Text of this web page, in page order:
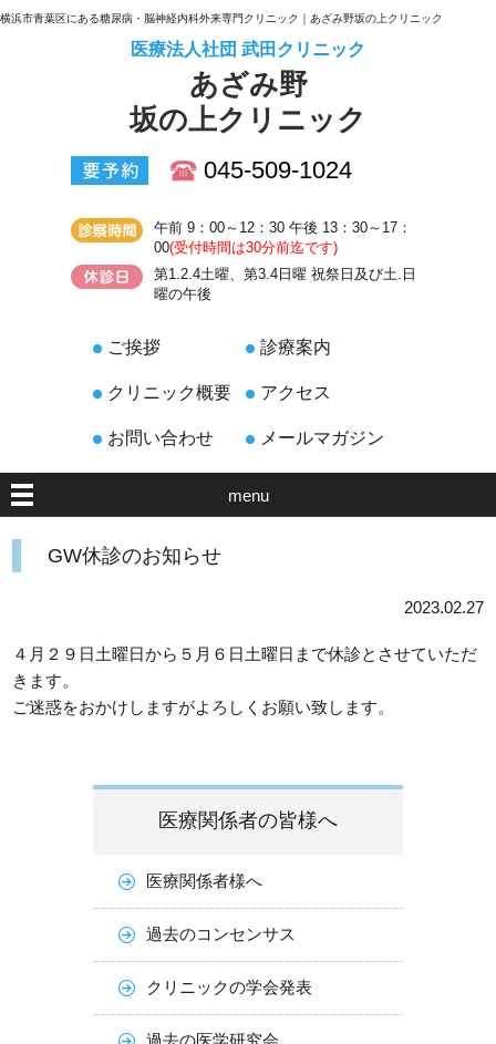
横浜市青葉区にある糖尿病・脳神経内科外来専門クリニック｜あざみ野坂の上クリニック
医療法人社団 武田クリニック
あざみ野
坂の上クリニック
045-509-1024
午前 9：00～12：30 午後 13：30～17：
00(受付時間は30分前迄です)
第1.2.4土曜、第3.4日曜 祝祭日及び土.日
曜の午後
ご挨拶 診療案内
クリニック概要 アクセス
お問い合わせ メールマガジン
menu
GW休診のお知らせ
2023.02.27
４月２９日土曜日から５月６日土曜日まで休診とさせていただ
きます。
ご迷惑をおかけしますがよろしくお願い致します。
医療関係者の皆様へ
医療関係者様へ
過去のコンセンサス
クリニックの学会発表
過去の医学研究会